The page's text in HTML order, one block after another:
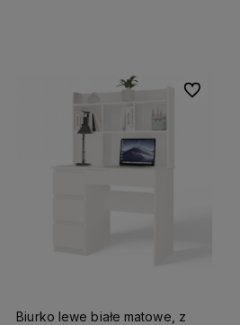
Biurko lewe białe matowe, z
Do